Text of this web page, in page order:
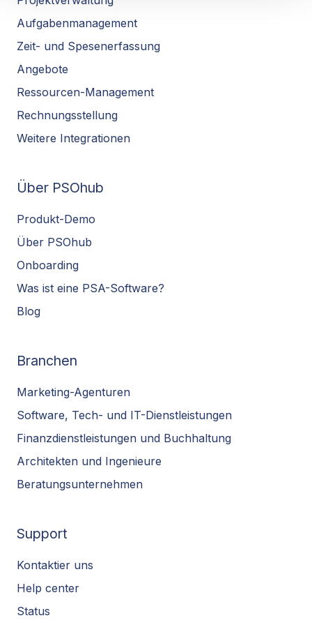
Aufgabenmanagement
Zeit- und Spesenerfassung
Angebote
Ressourcen-Management
Rechnungsstellung
Weitere Integrationen
Über PSOhub
Produkt-Demo
Über PSOhub
Onboarding
Was ist eine PSA-Software?
Blog
Branchen
Marketing-Agenturen
Software, Tech- und IT-Dienstleistungen
Finanzdienstleistungen und Buchhaltung
Architekten und Ingenieure
Beratungsunternehmen
Support
Kontaktier uns
Help center
Status